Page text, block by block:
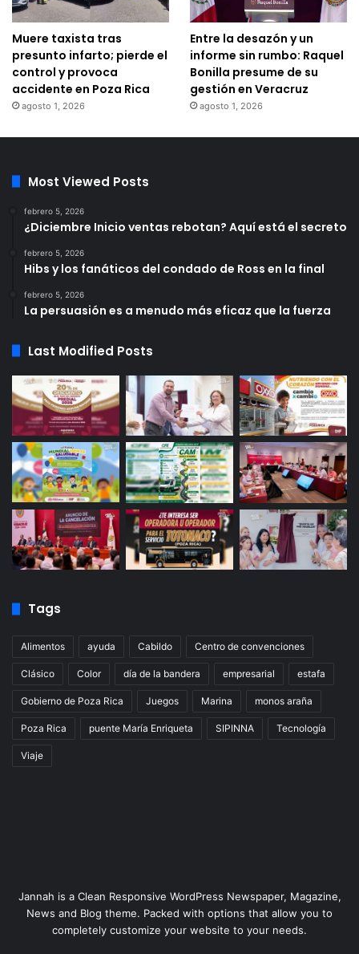
Muere taxista tras
presunto infarto; pierde el
control y provoca
accidente en Poza Rica
agosto 1, 2026
Entre la desazón y un
informe sin rumbo: Raquel
Bonilla presume de su
gestión en Veracruz
agosto 1, 2026
Most Viewed Posts
febrero 5, 2026
¿Diciembre Inicio ventas rebotan? Aquí está el secreto
febrero 5, 2026
Hibs y los fanáticos del condado de Ross en la final
febrero 5, 2026
La persuasión es a menudo más eficaz que la fuerza
Last Modified Posts
Tags
Alimentos ayuda Cabildo Centro de convenciones
Clásico Color día de la bandera empresarial estafa
Gobierno de Poza Rica Juegos Marina monos araña
Poza Rica puente María Enriqueta SIPINNA Tecnología
Viaje
Jannah is a Clean Responsive WordPress Newspaper, Magazine,
News and Blog theme. Packed with options that allow you to
completely customize your website to your needs.